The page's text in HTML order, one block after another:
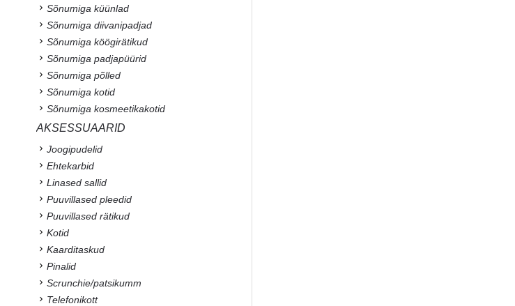
Sõnumiga küünlad
Sõnumiga diivanipadjad
Sõnumiga köögirätikud
Sõnumiga padjapüürid
Sõnumiga põlled
Sõnumiga kotid
Sõnumiga kosmeetikakotid
AKSESSUAARID
Joogipudelid
Ehtekarbid
Linased sallid
Puuvillased pleedid
Puuvillased rätikud
Kotid
Kaarditaskud
Pinalid
Scrunchie/patsikumm
Telefonikott